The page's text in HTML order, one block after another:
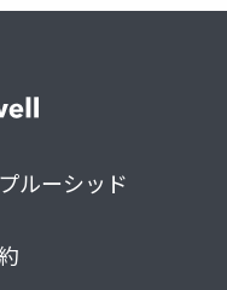
ルーシッド